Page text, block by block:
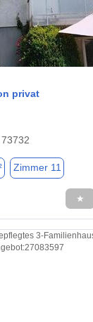
privat
Zimmer 11
★